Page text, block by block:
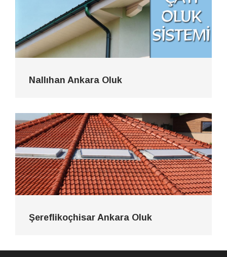
Nallıhan Ankara Oluk
Şereflikoçhisar Ankara Oluk